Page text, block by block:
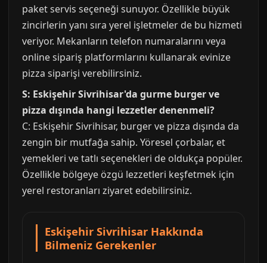
paket servis seçeneği sunuyor. Özellikle büyük
zincirlerin yanı sıra yerel işletmeler de bu hizmeti
veriyor. Mekanların telefon numaralarını veya
online sipariş platformlarını kullanarak evinize
pizza siparişi verebilirsiniz.
S: Eskişehir Sivrihisar'da gurme burger ve
pizza dışında hangi lezzetler denenmeli?
C: Eskişehir Sivrihisar, burger ve pizza dışında da
zengin bir mutfağa sahip. Yöresel çorbalar, et
yemekleri ve tatlı seçenekleri de oldukça popüler.
Özellikle bölgeye özgü lezzetleri keşfetmek için
yerel restoranları ziyaret edebilirsiniz.
Eskişehir Sivrihisar Hakkında
Bilmeniz Gerekenler